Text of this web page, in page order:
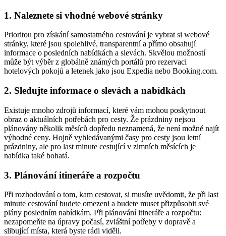
1. Naleznete si vhodné webové stránky
Prioritou pro získání samostatného cestování je vybrat si webové
stránky, které jsou spolehlivé, transparentní a přímo obsahují
informace o posledních nabídkách a slevách. Skvělou možností
může být výběr z globálně známých portálů pro rezervaci
hotelových pokojů a letenek jako jsou Expedia nebo Booking.com.
2. Sledujte informace o slevách a nabídkách
Existuje mnoho zdrojů informací, které vám mohou poskytnout
obraz o aktuálních potřebách pro cesty. Že prázdniny nejsou
plánovány několik měsíců dopředu neznamená, že není možné najít
výhodné ceny. Hojně vyhledávanými časy pro cesty jsou letní
prázdniny, ale pro last minute cestující v zimních měsících je
nabídka také bohatá.
3. Plánování itineráře a rozpočtu
Při rozhodování o tom, kam cestovat, si musíte uvědomit, že při last
minute cestování budete omezeni a budete muset přizpůsobit své
plány posledním nabídkám. Při plánování itineráře a rozpočtu:
nezapomeňte na úpravy počasí, zvláštní potřeby v dopravě a
slibující místa, která byste rádi viděli.